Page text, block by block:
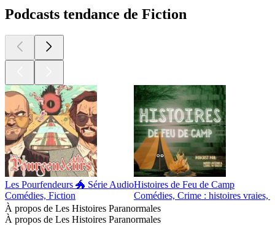
Podcasts tendance de Fiction
Les Pourfendeurs 🐲 Série Audio
Comédies, Fiction
Histoires de Feu de Camp
Comédies, Crime : histoires vraies,
À propos de Les Histoires Paranormales
À propos de Les Histoires Paranormales